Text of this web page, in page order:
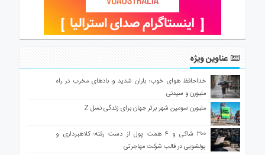
عناوین ویژه
خداحافظ هوای خوب؛ باران شدید و بادهای مخرب در راه
ملبورن و سیدنی
ملبورن سومین شهر برتر جهان برای زندگی نسل Z
۳۰۰ شاکی و ۴ همت پول از دست رفته؛ کلاهبرداری و
پولشویی در قالب شرکت مهاجرتی